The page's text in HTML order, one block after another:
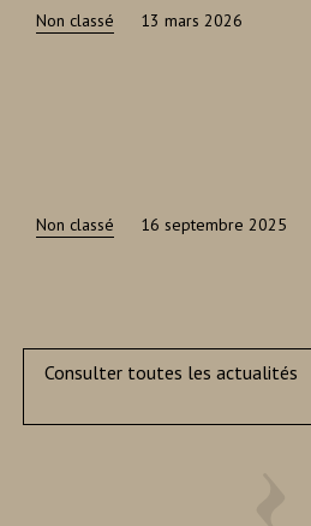
Non classé 13 mars 2026
Non classé 16 septembre 2025
Consulter toutes les actualités